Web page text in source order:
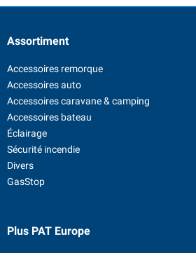
Assortiment
Accessoires remorque
Accessoires auto
Accessoires caravane & camping
Accessoires bateau
Éclairage
Sécurité incendie
Divers
GasStop
Plus PAT Europe